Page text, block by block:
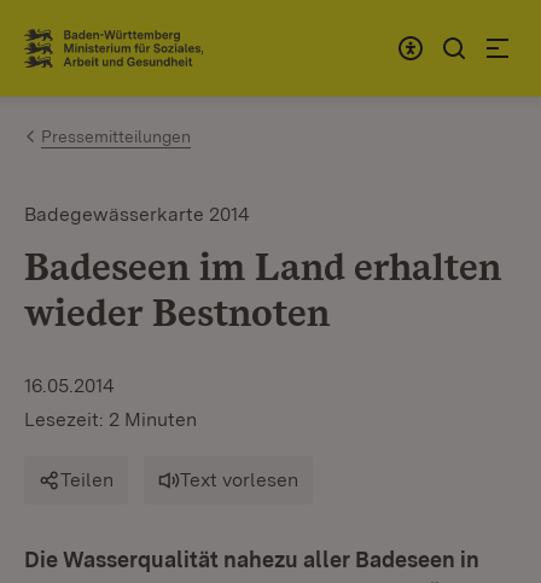
Zum Inhalt springen
Link zur Startseite
Pressemitteilungen
Badegewässerkarte 2014
Badeseen im Land erhalten
wieder Bestnoten
16.05.2014
Lesezeit: 2 Minuten
Teilen Text vorlesen
Die Wasserqualität nahezu aller Badeseen in